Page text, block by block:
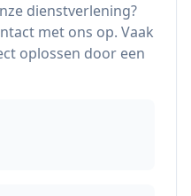
dienstverlening?
met ons op. Vaak
oplossen door een